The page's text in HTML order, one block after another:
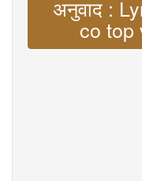
अनुवाद :
co top